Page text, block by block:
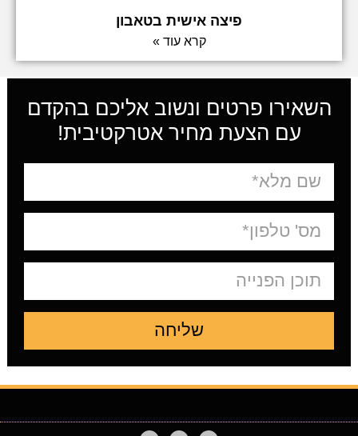
פיצה אישית בטאבון
קרא עוד »
השאירו פרטים ונשוב אליכם בהקדם
עם הצעת מחיר אטרקטיבית!
שליחה